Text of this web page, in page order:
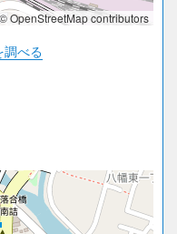
OpenStreetMap contributors
調べる